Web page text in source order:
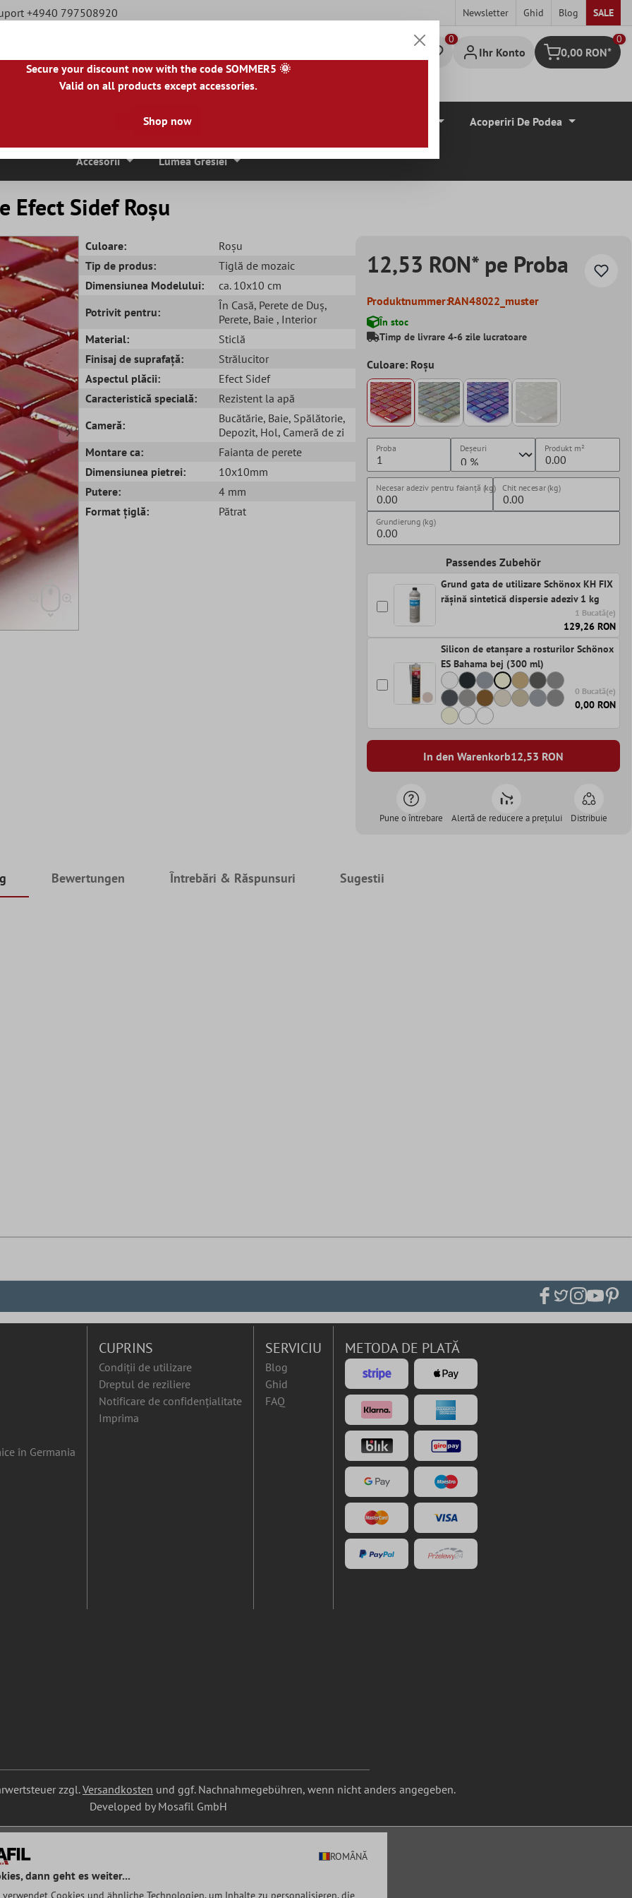
+4940 797508920 Newsletter Ghid Blog SALE
Ihr Konto Warenkorb
0
0,00 RON*
ES|PL|PT |FI |GR|RO |NO|HU|BG|HR|
Placi De Piatra Naturala Acoperiri De Podea
Accesorii Lumea Gresiei
Efect Sidef Roșu
Culoare:
Roșu
Tip de produs:
Tiglă de mozaic
Dimensiunea Modelului:
ca. 10x10 cm
Potrivit pentru:
În Casă, Perete de Duș,
Perete, Baie , Interior
Material:
Sticlă
Finisaj de suprafață:
Strălucitor
Aspectul plăcii:
Efect Sidef
Caracteristică specială:
Rezistent la apă
Cameră:
Bucătărie, Baie, Spălătorie,
Depozit, Hol, Cameră de zi
Montare ca:
Faianta de perete
Dimensiunea pietrei:
10x10mm
Putere:
4 mm
Format țiglă:
Pătrat
12,53 RON* pe Proba
Produktnummer:RAN48022_muster
În stoc
Timp de livrare 4-6 zile lucratoare
Culoare: Roșu
Proba Deșeuri Produkt m²
Necesar adeziv pentru faianță (kg) Chit necesar (kg)
Grundierung (kg)
Passendes Zubehör
Grund gata de utilizare Schönox KH FIX
rășină sintetică dispersie adeziv 1 kg
1 Bucată(e)
129,26 RON
Silicon de etanșare a rosturilor Schönox
ES Bahama bej (300 ml)
0 Bucată(e)
0,00 RON
In den Warenkorb12,53 RON
Pune o întrebare Alertă de reducere a prețului Distribuie
Bewertungen Întrebări & Răspunsuri Sugestii
în Germania
CUPRINS
Condiții de utilizare
Dreptul de reziliere
Notificare de confidențialitate
Imprima
SERVICIU
Blog
Ghid
FAQ
METODA DE PLATĂ
zzgl.Versandkosten und ggf. Nachnahmegebühren, wenn nicht anders angegeben.
Developed by Mosafil GmbH
ROMÂNĂ
dann geht es weiter...
verwendet Cookies und ähnliche Technologien, um Inhalte zu personalisieren, die
Secure your discount now with the code SOMMER5 🌞
Valid on all products except accessories.
Shop now